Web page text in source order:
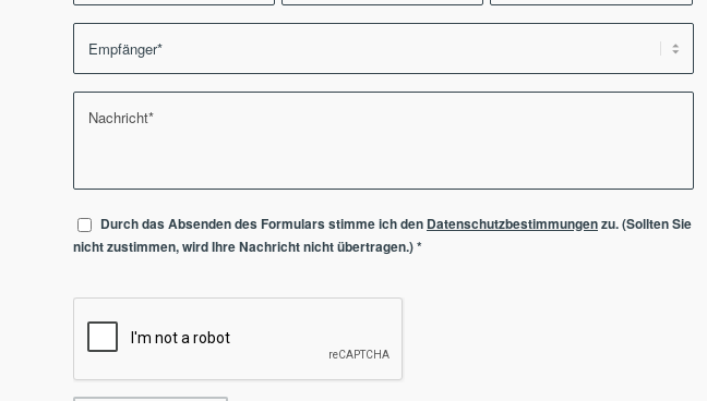
Durch das Absenden des Formulars stimme ich den Datenschutzbestimmungenzu. (Sollten Sie
nicht zustimmen, wird Ihre Nachricht nicht übertragen.)*